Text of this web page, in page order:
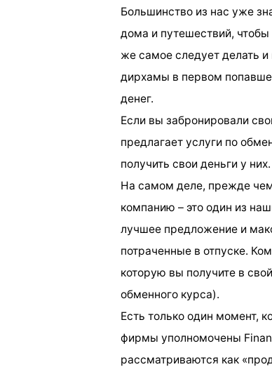
Большинство из нас уже
дома и путешествий,
же самое следует делать
дирхамы в первом
денег.
Если вы забронировали
предлагает услуги по
получить свои деньги у них.
На самом деле, прежде
компанию – это один из
лучшее предложение и
потраченные в отпуске.
которую вы получите в
обменного курса).
Есть только один момент,
фирмы уполномочены
рассматриваются как